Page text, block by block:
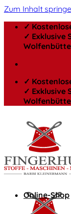
Zum Inhalt
✓
✓ Exklusive
✓
✓ Exklusive
Online-Shop